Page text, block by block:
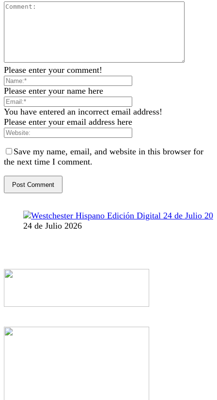
Please enter your comment!
Please enter your name here
You have entered an incorrect email address!
Please enter your email address here
Save my name, email, and website in this browser for
the next time I comment.
24 de Julio 2026